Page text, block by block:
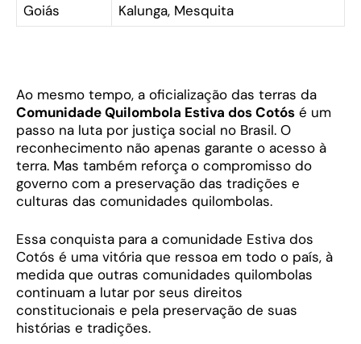
Goiás
Kalunga, Mesquita
Ao mesmo tempo, a oficialização das terras da
Comunidade Quilombola Estiva dos Cotós é um
passo na luta por justiça social no Brasil. O
reconhecimento não apenas garante o acesso à
terra. Mas também reforça o compromisso do
governo com a preservação das tradições e
culturas das comunidades quilombolas.
Essa conquista para a comunidade Estiva dos
Cotós é uma vitória que ressoa em todo o país, à
medida que outras comunidades quilombolas
continuam a lutar por seus direitos
constitucionais e pela preservação de suas
histórias e tradições.